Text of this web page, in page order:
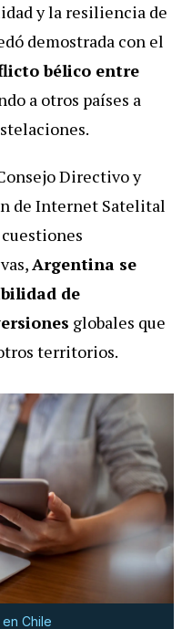
y la resiliencia de
demostrada con el
bélico entre
a otros países a
Directivo y
de Internet Satelital
cuestiones
Argentina se
de
globales que
territorios.
Chile